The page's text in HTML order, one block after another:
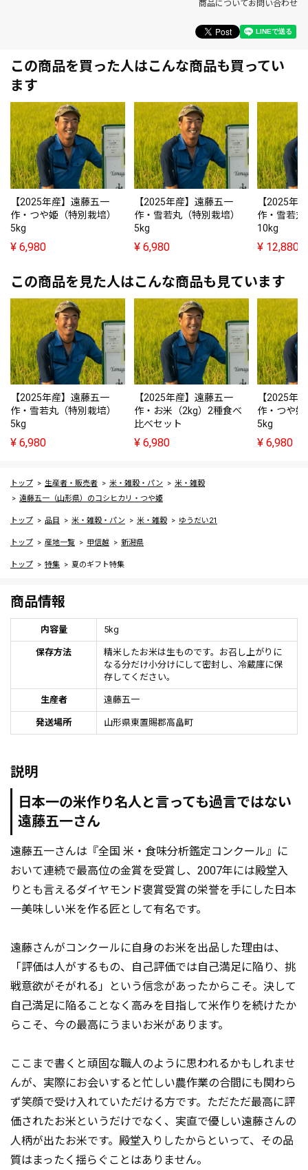
商品についてお問い合わせ
この商品を買った人はこんな商品も買ってい
ます
【2025年産】遠藤五一
作・つや姫（特別栽培）
5kg
¥ 6,980
【2025年産】遠藤五一
作・雪若丸（特別栽培）
5kg
¥ 6,980
【2025年
作・雪若
10kg
¥ 12,880
この商品を見た人はこんな商品も見ています
【2025年産】遠藤五一
作・雪若丸（特別栽培）
5kg
¥ 6,980
【2025年産】遠藤五一
作・お米（2kg）2種食べ
比べセット
¥ 6,980
【2025年
作・つや
5kg
¥ 6,980
トップ 生産者・販売者 米・雑穀・パン
米・雑穀
遠藤五一（山形県）のコシヒカリ・つや姫
トップ 品目 米・雑穀・パン 米・雑穀 ゆうだい21
トップ 産地一覧 甲信越 新潟県
トップ 特集 夏のギフト特集
商品情報
内容量 5kg
保存方法
精米したお米は生ものです。お召し上がりに
なる分だけ小分けにして密封し、冷蔵庫に保
存してください。
生産者 遠藤五一
発送場所 山形県東置賜郡高畠町
説明
日本一の米作り名人と言っても過言ではない
遠藤五一さん
遠藤五一さんは『全国 米・食味分析鑑定コンクール』に
おいて連続で最高位の金賞を受賞し、2007年には殿堂入
りとも言えるダイヤモンド褒賞受賞の栄誉を手にした日本
一美味しい米を作る匠として有名です。
遠藤さんがコンクールに自身のお米を出品した理由は、
「評価は人がするもの、自己評価では自己満足に陥り、挑
戦意欲がそがれる」という信念があったからこそ。決して
自己満足に陥ることなく高みを目指して米作りを続けたか
らこそ、今の最高にうまいお米があります。
ここまで書くと頑固な職人のように思われるかもしれませ
んが、実際にお会いすると忙しい農作業の合間にも関わら
ず笑顔で受け入れていただける方です。ただただ最高に評
価されたお米というだけでなく、実直で優しい遠藤さんの
人柄が出たお米です。殿堂入りしたからといって、その品
質はまったく揺らぐことはありません。